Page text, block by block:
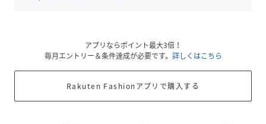
アプリならポイント最大3倍！
毎月エントリー＆条件達成が必要です。 詳しくはこちら
Rakuten Fashionアプリで購入する